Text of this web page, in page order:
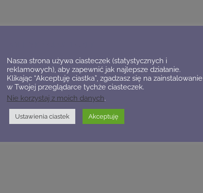
Nasza strona używa ciasteczek (statystycznych i
reklamowych), aby zapewnić jak najlepsze działanie.
Klikając “Akceptuję ciastka”, zgadzasz się na zainstalowanie
w Twojej przeglądarce tychże ciasteczek.
Nie korzystaj z moich danych.
Ustawienia ciastek Akceptuję